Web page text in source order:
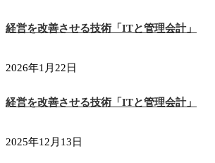
経営を改善させる技術「ITと管理会計」
2026年1月22日
経営を改善させる技術「ITと管理会計」
2025年12月13日